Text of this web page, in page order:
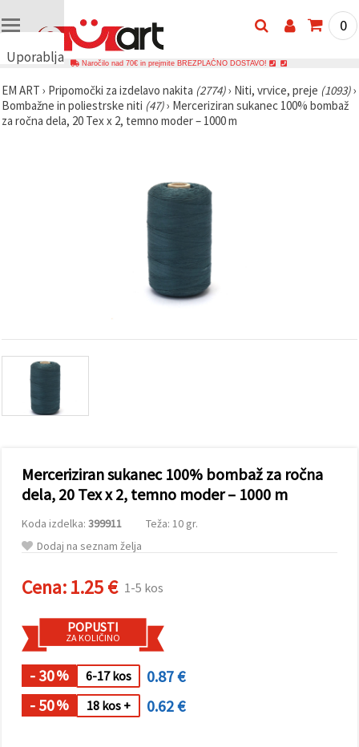
Uporabljamo
🍪
Uporabljamo
piškotke in
prikazujemo
vsebine in
oglase, tudi
partnerjev
»Sprejmi
vse!« se
lahko
uporabo
vseh
piškotkov.
označite
preference z
izbiro
določene
vrste
piškotkov
in klikom
na gumb
»Shrani«.
0
Naročilo nad 70€ in prejmite BREZPLAČNO DOSTAVO!
EM ART › Pripomočki za izdelavo nakita (2774)› Niti, vrvice, preje (1093)›
Bombažne in poliestrske niti (47)› Merceriziran sukanec 100% bombaž
za ročna dela, 20 Tex x 2, temno moder – 1000 m
Merceriziran sukanec 100% bombaž za ročna
dela, 20 Tex x 2, temno moder – 1000 m
Koda izdelka: 399911
Teža: 10 gr.
Dodaj na seznam želja
Cena:1.25 € 1-5 kos
POPUSTI
ZA KOLIČINO
- 30% 6-17 kos
0.87 €
- 50% 18 kos + 0.62 €